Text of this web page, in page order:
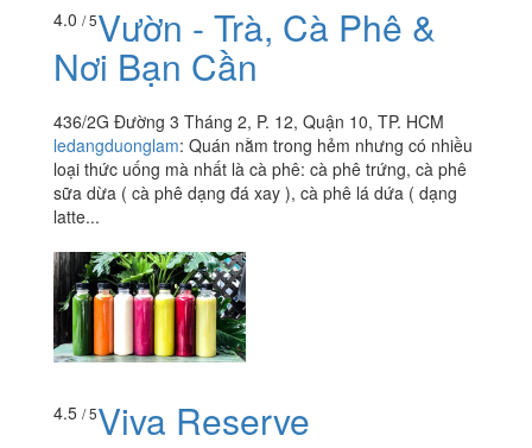
4.0 / 5Vườn - Trà, Cà Phê &
Nơi Bạn Cần
436/2G Đường 3 Tháng 2, P. 12, Quận 10, TP. HCM
ledangduonglam: Quán nằm trong hẻm nhưng có nhiều
loại thức uống mà nhất là cà phê: cà phê trứng, cà phê
sữa dừa ( cà phê dạng đá xay ), cà phê lá dứa ( dạng
latte...
4.5 / 5Viva Reserve